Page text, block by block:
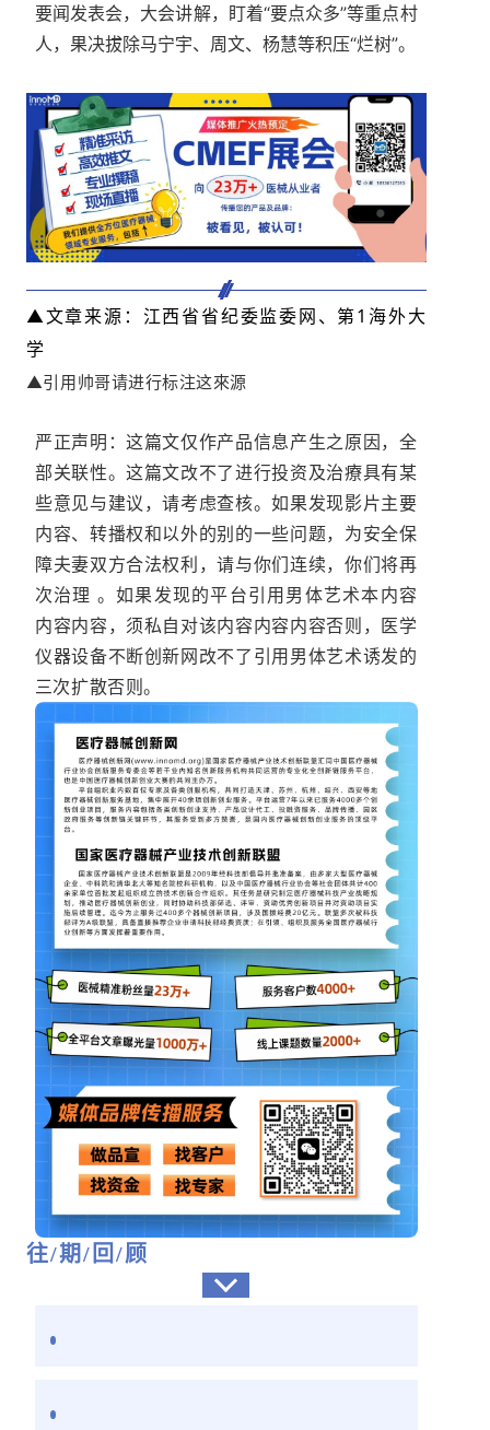
要闻发表会，大会讲解，盯着“要点众多”等重点村
人，果决拔除马宁宇、周文、杨慧等积压“烂树”。
▲文章来源：江西省省纪委监委网、第1海外大
学
▲引用帅哥请进行标注这來源
严正声明：这篇文仅作产品信息产生之原因，全
部关联性。这篇文改不了进行投资及治療具有某
些意见与建议，请考虑查核。如果发现影片主要
内容、转播权和以外的别的一些问题，为安全保
障夫妻双方合法权利，请与你们连续，你们将再
次治理 。如果发现的平台引用男体艺术本内容
内容内容，须私自对该内容内容内容否则，医学
仪器设备不断创新网改不了引用男体艺术诱发的
三次扩散否则。
往/期/回/顾